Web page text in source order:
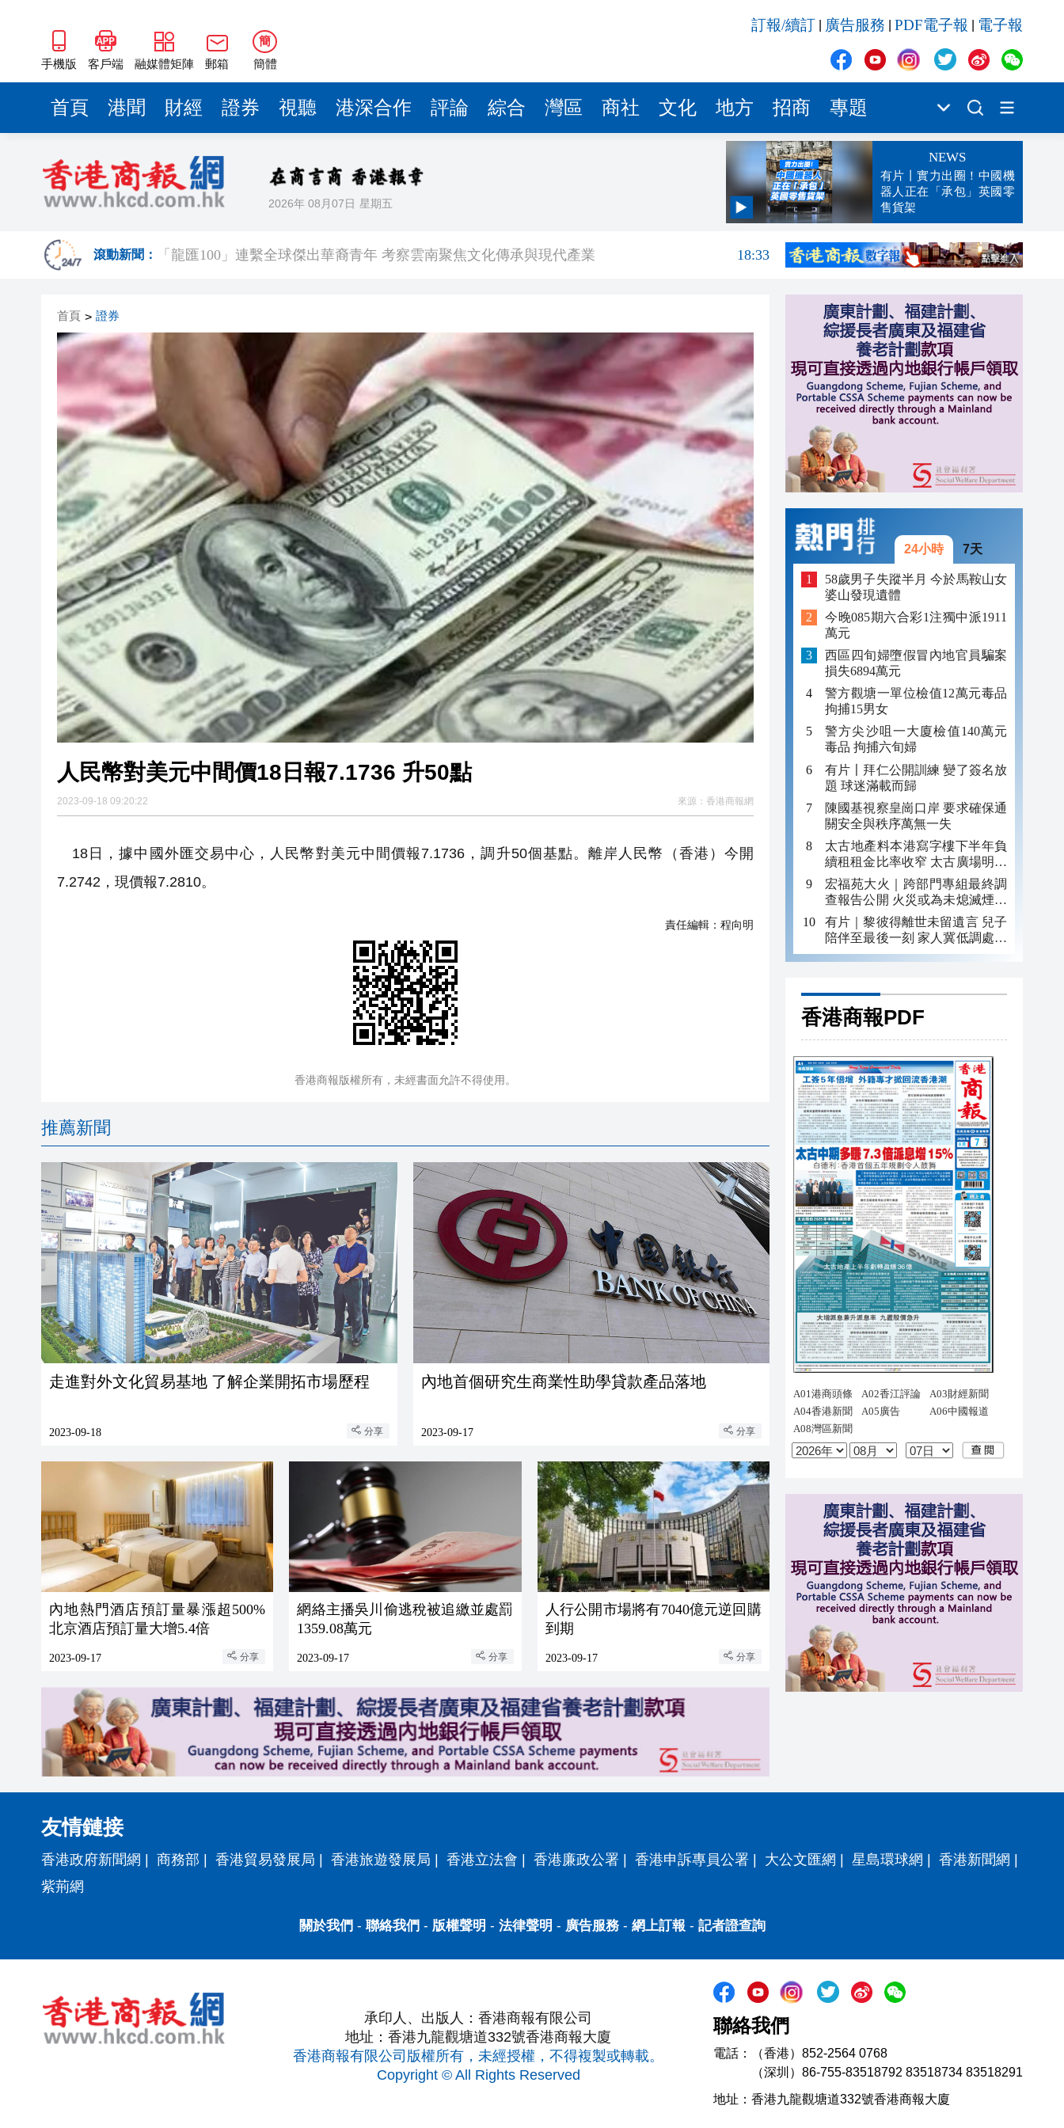
手機版 客戶端 融媒體矩陣 郵箱
簡
簡體
訂報/續訂 廣告服務 PDF電子報 電子報
首頁 港聞 財經 證券 視聽 港深合作 評論 綜合 灣區 商社 文化 地方 招商 專題
2026年 08月07日 星期五
NEWS
有片丨實力出圈！中國機
器人正在「承包」英國零
售貨架
滾動新聞： 百勝中國完成收購必勝客中國內地所有權
18:42
廠商會邀「一帶一路」專員何力治 闡述香港共建「一帶一路」的戰略角色與部署
18:20
「構建照顧者友善職場與企業未來」研討會2026
18:16
國家稅務總局：對境外保險收益徵稅並非新政策 無需過度解讀 18:01
本港截至7月底外匯儲備資產增至4478億美元
17:57
有片丨泰國校園槍擊案致7死15傷 槍手為初中生 在教室飲彈身亡
首頁 > 證券
人民幣對美元中間價18日報7.1736 升50點
2023-09-18 09:20:22 來源： 香港商報網
18日，據中國外匯交易中心，人民幣對美元中間價報7.1736，調升50個基點。離岸人民幣（香港）今開
7.2742，現價報7.2810。
責任編輯： 程向明
香港商報版權所有，未經書面允許不得使用。
推薦新聞
走進對外文化貿易基地 了解企業開拓市場歷程
2023-09-18 分享
內地首個研究生商業性助學貸款產品落地
2023-09-17 分享
內地熱門酒店預訂量暴漲超500%
北京酒店預訂量大增5.4倍
2023-09-17 分享
網絡主播吳川偷逃稅被追繳並處罰
1359.08萬元
2023-09-17 分享
人行公開市場將有7040億元逆回購
到期
2023-09-17 分享
24小時 7天
58歲男子失蹤半月 今於馬鞍山女
婆山發現遺體
今晚085期六合彩1注獨中派1911
萬元
西區四旬婦墮假冒內地官員騙案
損失6894萬元
警方觀塘一單位檢值12萬元毒品
拘捕15男女
警方尖沙咀一大廈檢值140萬元
毒品 拘捕六旬婦
有片〡拜仁公開訓練 變了簽名放
題 球迷滿載而歸
陳國基視察皇崗口岸 要求確保通
關安全與秩序萬無一失
太古地產料本港寫字樓下半年負
續租租金比率收窄 太古廣場明年
轉正
宏福苑大火｜跨部門專組最終調
查報告公開 火災或為未熄滅煙頭
引發
有片｜黎彼得離世未留遺言 兒子
陪伴至最後一刻 家人冀低調處理
後事
香港商報PDF
友情鏈接
香港政府新聞網 商務部 香港貿易發展局 香港旅遊發展局 香港立法會 香港廉政公署 香港申訴專員公署 大公文匯網 星島環球網 香港新聞網
紫荊網
關於我們 - 聯絡我們 - 版權聲明 - 法律聲明 - 廣告服務- 網上訂報 - 記者證查詢
承印人、出版人：香港商報有限公司
地址：香港九龍觀塘道332號香港商報大廈
香港商報有限公司版權所有，未經授權，不得複製或轉載。
Copyright © All Rights Reserved
聯絡我們
電話：（香港）852-2564 0768
（深圳）86-755-83518792 83518734 83518291
地址：香港九龍觀塘道332號香港商報大廈